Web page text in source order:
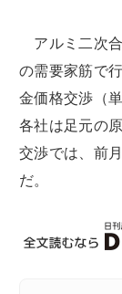
アルミ二次
の需要家筋で
金価格交渉（
各社は足元の
交渉では、前
だ。